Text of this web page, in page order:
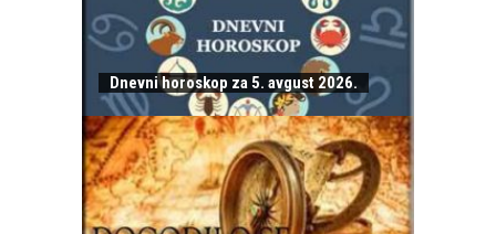
Dnevni horoskop za 5. avgust 2026.